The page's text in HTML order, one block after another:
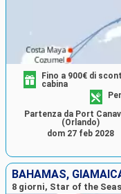
Fino a 900€ di
cabina
Partenza da Port
(Orlando)
dom 27 feb 2028
BAHAMAS,
8 giorni, Star of the Seas